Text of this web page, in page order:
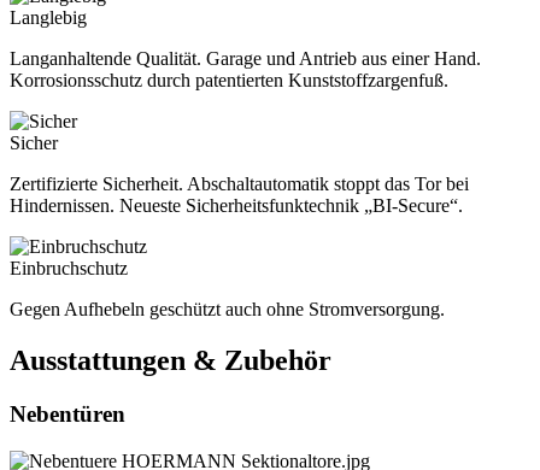
Langlebig
Langanhaltende Qualität. Garage und Antrieb aus einer Hand.
Korrosionsschutz durch patentierten Kunststoffzargenfuß.
Sicher
Zertifizierte Sicherheit. Abschaltautomatik stoppt das Tor bei
Hindernissen. Neueste Sicherheitsfunktechnik „BI-Secure“.
Einbruchschutz
Gegen Aufhebeln geschützt auch ohne Stromversorgung.
Ausstattungen & Zubehör
Nebentüren